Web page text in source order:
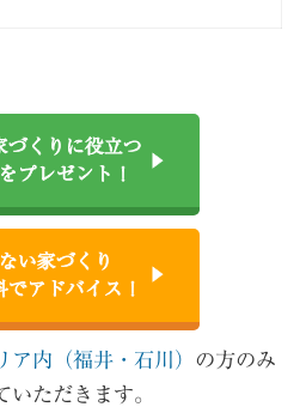
づくりに役立つ
プレゼント！
い家づくり
でアドバイス！
ア内（福井・石川） の方のみ
いただきます。